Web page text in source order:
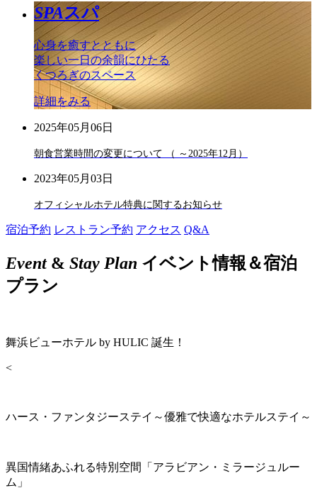
SPAスパ
心身を癒すとともに
楽しい一日の余韻にひたる
くつろぎのスペース
詳細をみる
2025年05月06日
朝食営業時間の変更について （ ～2025年12月）
2023年05月03日
オフィシャルホテル特典に関するお知らせ
宿泊予約 レストラン予約 アクセス Q&A
Event& Stay Plan イベント情報＆宿泊
プラン
舞浜ビューホテル by HULIC 誕生！
<
ハース・ファンタジーステイ～優雅で快適なホテルステイ～
異国情緒あふれる特別空間「アラビアン・ミラージュルー
ム」